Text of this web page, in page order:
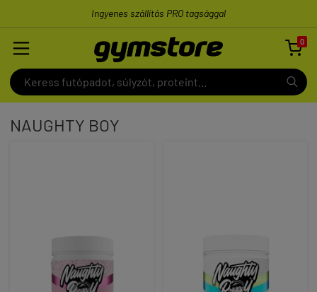
Ingyenes szállítás PRO tagsággal
0

NAUGHTY BOY